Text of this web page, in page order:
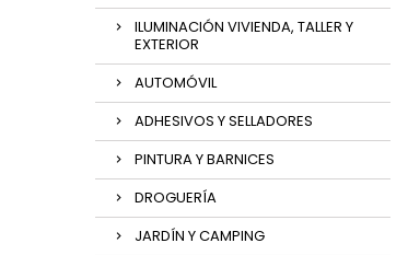
ILUMINACIÓN VIVIENDA, TALLER Y
EXTERIOR
AUTOMÓVIL
ADHESIVOS Y SELLADORES
PINTURA Y BARNICES
DROGUERÍA
JARDÍN Y CAMPING